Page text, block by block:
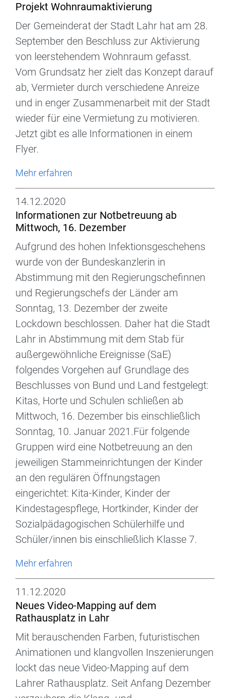
Projekt Wohnraumaktivierung
Der Gemeinderat der Stadt Lahr hat am 28.
September den Beschluss zur Aktivierung
von leerstehendem Wohnraum gefasst.
Vom Grundsatz her zielt das Konzept darauf
ab, Vermieter durch verschiedene Anreize
und in enger Zusammenarbeit mit der Stadt
wieder für eine Vermietung zu motivieren.
Jetzt gibt es alle Informationen in einem
Flyer.
Mehr erfahren
14.12.2020
Informationen zur Notbetreuung ab
Mittwoch, 16. Dezember
Aufgrund des hohen Infektionsgeschehens
wurde von der Bundeskanzlerin in
Abstimmung mit den Regierungschefinnen
und Regierungschefs der Länder am
Sonntag, 13. Dezember der zweite
Lockdown beschlossen. Daher hat die Stadt
Lahr in Abstimmung mit dem Stab für
außergewöhnliche Ereignisse (SaE)
folgendes Vorgehen auf Grundlage des
Beschlusses von Bund und Land festgelegt:
Kitas, Horte und Schulen schließen ab
Mittwoch, 16. Dezember bis einschließlich
Sonntag, 10. Januar 2021.Für folgende
Gruppen wird eine Notbetreuung an den
jeweiligen Stammeinrichtungen der Kinder
an den regulären Öffnungstagen
eingerichtet: Kita-Kinder, Kinder der
Kindestagespflege, Hortkinder, Kinder der
Sozialpädagogischen Schülerhilfe und
Schüler/innen bis einschließlich Klasse 7.
Mehr erfahren
11.12.2020
Neues Video-Mapping auf dem
Rathausplatz in Lahr
Mit berauschenden Farben, futuristischen
Animationen und klangvollen Inszenierungen
lockt das neue Video-Mapping auf dem
Lahrer Rathausplatz. Seit Anfang Dezember